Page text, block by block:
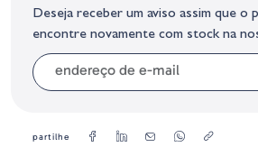
Deseja receber um aviso assim que o
encontre novamente com stock na
partilhe